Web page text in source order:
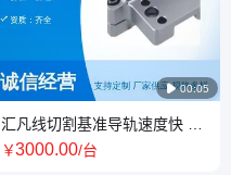
 00:05
汇凡线切割基准导轨速度快 精
致品质 快速稳定 导轨导轨适用
￥3000.00/台